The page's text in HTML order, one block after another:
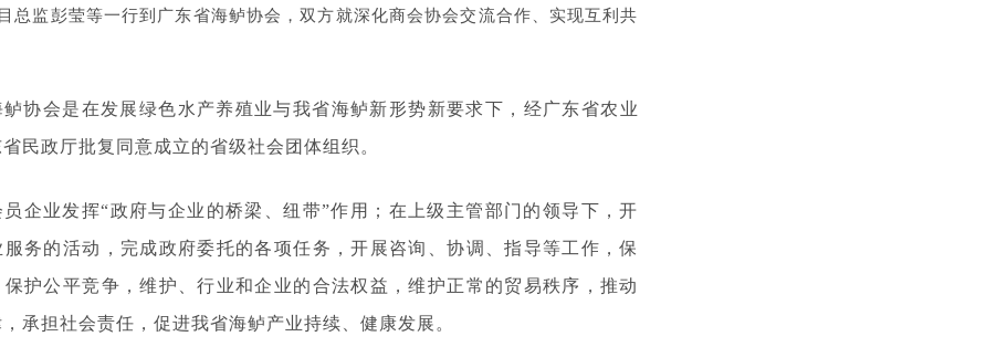
总监彭莹等一行到广东省海鲈协会，双方就深化商会协会交流合作、实现互利共
鲈协会是在发展绿色水产养殖业与我省海鲈新形势新要求下，经广东省农业
民政厅批复同意成立的省级社会团体组织。
企业发挥“政府与企业的桥梁、纽带”作用；在上级主管部门的领导下，开
服务的活动，完成政府委托的各项任务，开展咨询、协调、指导等工作，保
护公平竞争，维护、行业和企业的合法权益，维护正常的贸易秩序，推动
承担社会责任，促进我省海鲈产业持续、健康发展。